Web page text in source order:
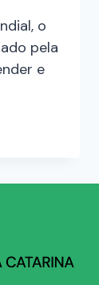
o
pela
e